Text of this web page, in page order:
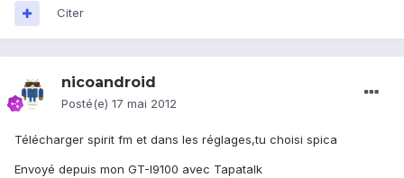
Citer
nicoandroid
Posté(e) 17 mai 2012
Télécharger spirit fm et dans les réglages,tu choisi spica
Envoyé depuis mon GT-I9100 avec Tapatalk